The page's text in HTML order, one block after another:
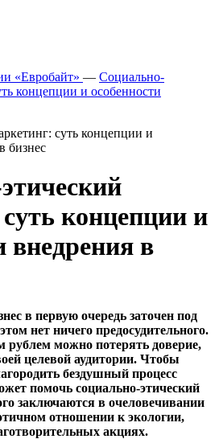
«Евробайт» — Социально-
концепции и особенности
суть концепции и
бизнес
концепции и
внедрения в
в первую очередь заточен под
нет ничего предосудительного.
рублем можно потерять доверие,
целевой аудитории. Чтобы
бездушный процесс
помочь социально-этический
заключаются в очеловечивании
отношении к экологии,
акциях.